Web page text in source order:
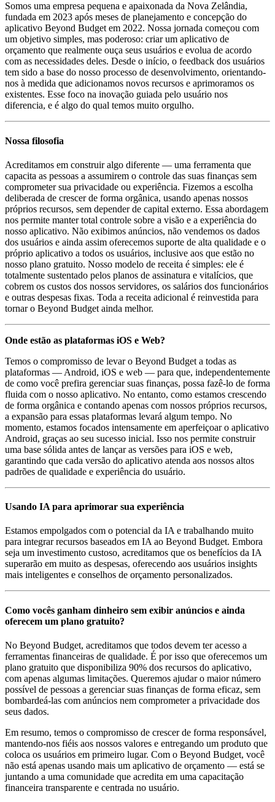
Somos uma empresa pequena e apaixonada da Nova Zelândia,
fundada em 2023 após meses de planejamento e concepção do
aplicativo Beyond Budget em 2022. Nossa jornada começou com
um objetivo simples, mas poderoso: criar um aplicativo de
orçamento que realmente ouça seus usuários e evolua de acordo
com as necessidades deles. Desde o início, o feedback dos usuários
tem sido a base do nosso processo de desenvolvimento, orientando-
nos à medida que adicionamos novos recursos e aprimoramos os
existentes. Esse foco na inovação guiada pelo usuário nos
diferencia, e é algo do qual temos muito orgulho.
Nossa filosofia
Acreditamos em construir algo diferente — uma ferramenta que
capacita as pessoas a assumirem o controle das suas finanças sem
comprometer sua privacidade ou experiência. Fizemos a escolha
deliberada de crescer de forma orgânica, usando apenas nossos
próprios recursos, sem depender de capital externo. Essa abordagem
nos permite manter total controle sobre a visão e a experiência do
nosso aplicativo. Não exibimos anúncios, não vendemos os dados
dos usuários e ainda assim oferecemos suporte de alta qualidade e o
próprio aplicativo a todos os usuários, inclusive aos que estão no
nosso plano gratuito. Nosso modelo de receita é simples: ele é
totalmente sustentado pelos planos de assinatura e vitalícios, que
cobrem os custos dos nossos servidores, os salários dos funcionários
e outras despesas fixas. Toda a receita adicional é reinvestida para
tornar o Beyond Budget ainda melhor.
Onde estão as plataformas iOS e Web?
Temos o compromisso de levar o Beyond Budget a todas as
plataformas — Android, iOS e web — para que, independentemente
de como você prefira gerenciar suas finanças, possa fazê-lo de forma
fluida com o nosso aplicativo. No entanto, como estamos crescendo
de forma orgânica e contando apenas com nossos próprios recursos,
a expansão para essas plataformas levará algum tempo. No
momento, estamos focados intensamente em aperfeiçoar o aplicativo
Android, graças ao seu sucesso inicial. Isso nos permite construir
uma base sólida antes de lançar as versões para iOS e web,
garantindo que cada versão do aplicativo atenda aos nossos altos
padrões de qualidade e experiência do usuário.
Usando IA para aprimorar sua experiência
Estamos empolgados com o potencial da IA e trabalhando muito
para integrar recursos baseados em IA ao Beyond Budget. Embora
seja um investimento custoso, acreditamos que os benefícios da IA
superarão em muito as despesas, oferecendo aos usuários insights
mais inteligentes e conselhos de orçamento personalizados.
Como vocês ganham dinheiro sem exibir anúncios e ainda
oferecem um plano gratuito?
No Beyond Budget, acreditamos que todos devem ter acesso a
ferramentas financeiras de qualidade. É por isso que oferecemos um
plano gratuito que disponibiliza 90% dos recursos do aplicativo,
com apenas algumas limitações. Queremos ajudar o maior número
possível de pessoas a gerenciar suas finanças de forma eficaz, sem
bombardeá-las com anúncios nem comprometer a privacidade dos
seus dados.
Em resumo, temos o compromisso de crescer de forma responsável,
mantendo-nos fiéis aos nossos valores e entregando um produto que
coloca os usuários em primeiro lugar. Com o Beyond Budget, você
não está apenas usando mais um aplicativo de orçamento — está se
juntando a uma comunidade que acredita em uma capacitação
financeira transparente e centrada no usuário.